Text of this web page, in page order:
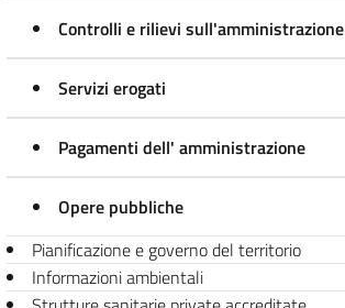
Controlli e rilievi sull'amministrazione
Servizi erogati
Pagamenti dell' amministrazione
Opere pubbliche
Pianificazione e governo del territorio
Informazioni ambientali